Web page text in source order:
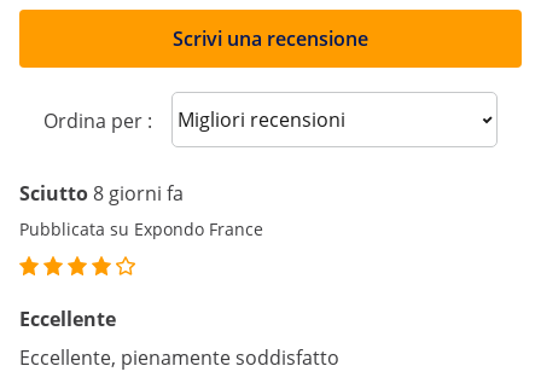
Scrivi una recensione
Ordina per : Sort reviews
Sciutto8 giorni fa
Pubblicata su Expondo France
Eccellente
Eccellente, pienamente soddisfatto